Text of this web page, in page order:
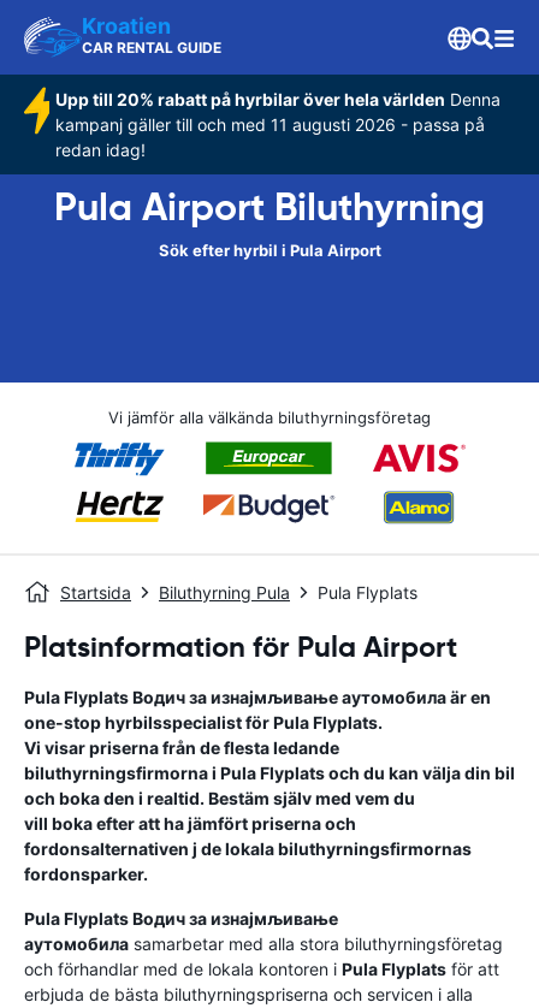
Kroatien
CAR RENTAL GUIDE
Upp till 20% rabatt på hyrbilar över hela världen Denna
kampanj gäller till och med 11 augusti 2026 - passa på
redan idag!
Pula Airport Biluthyrning
Sök efter hyrbil i Pula Airport
Vi jämför alla välkända biluthyrningsföretag
Startsida Biluthyrning Pula Pula Flyplats
Platsinformation för Pula Airport
Pula FlyplatsВодич за изнајмљивање аутомобилаär en
one-stop hyrbilsspecialist förPula Flyplats.
Vi visar priserna från de flesta ledande
biluthyrningsfirmorna i Pula Flyplatsoch du kan välja din bil
och boka den i realtid. Bestäm själv med vem du
vill boka efter att ha jämfört priserna och
fordonsalternativen j de lokala biluthyrningsfirmornas
fordonsparker.
Pula FlyplatsВодич за изнајмљивање
аутомобила samarbetar med alla stora biluthyrningsföretag
och förhandlar med de lokala kontoren i Pula Flyplats för att
erbjuda de bästa biluthyrningspriserna och servicen i alla